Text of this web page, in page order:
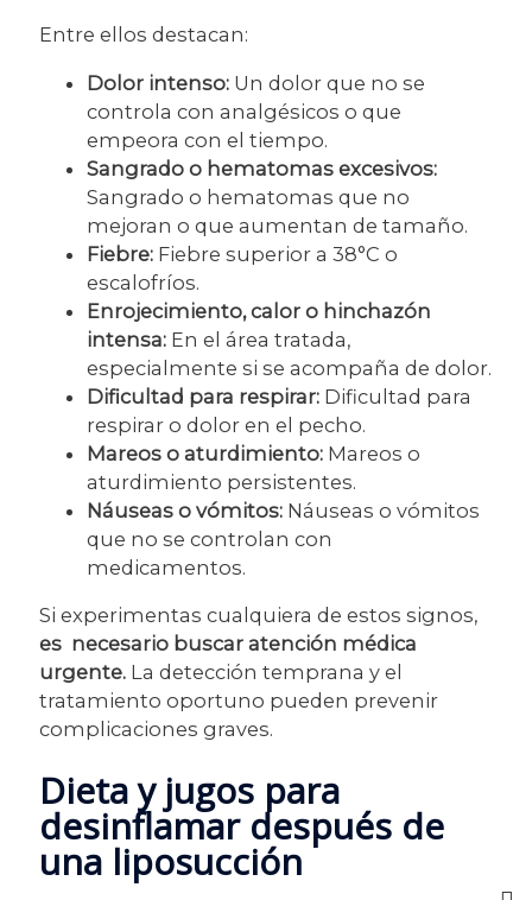
Entre ellos destacan:
Dolor intenso: Un dolor que no se
controla con analgésicos o que
empeora con el tiempo.
Sangrado o hematomas excesivos:
Sangrado o hematomas que no
mejoran o que aumentan de tamaño.
Fiebre: Fiebre superior a 38°C o
escalofríos.
Enrojecimiento, calor o hinchazón
intensa: En el área tratada,
especialmente si se acompaña de dolor.
Dificultad para respirar: Dificultad para
respirar o dolor en el pecho.
Mareos o aturdimiento: Mareos o
aturdimiento persistentes.
Náuseas o vómitos: Náuseas o vómitos
que no se controlan con
medicamentos.
Si experimentas cualquiera de estos signos,
es necesario buscar atención médica
urgente. La detección temprana y el
tratamiento oportuno pueden prevenir
complicaciones graves.
Dieta y jugos para
desinflamar después de
una liposucción